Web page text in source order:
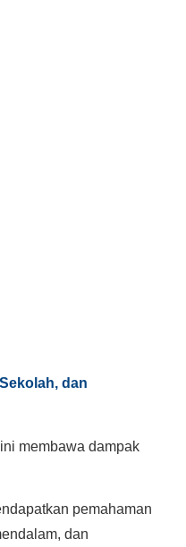
dan
membawa dampak
pemahaman
dan